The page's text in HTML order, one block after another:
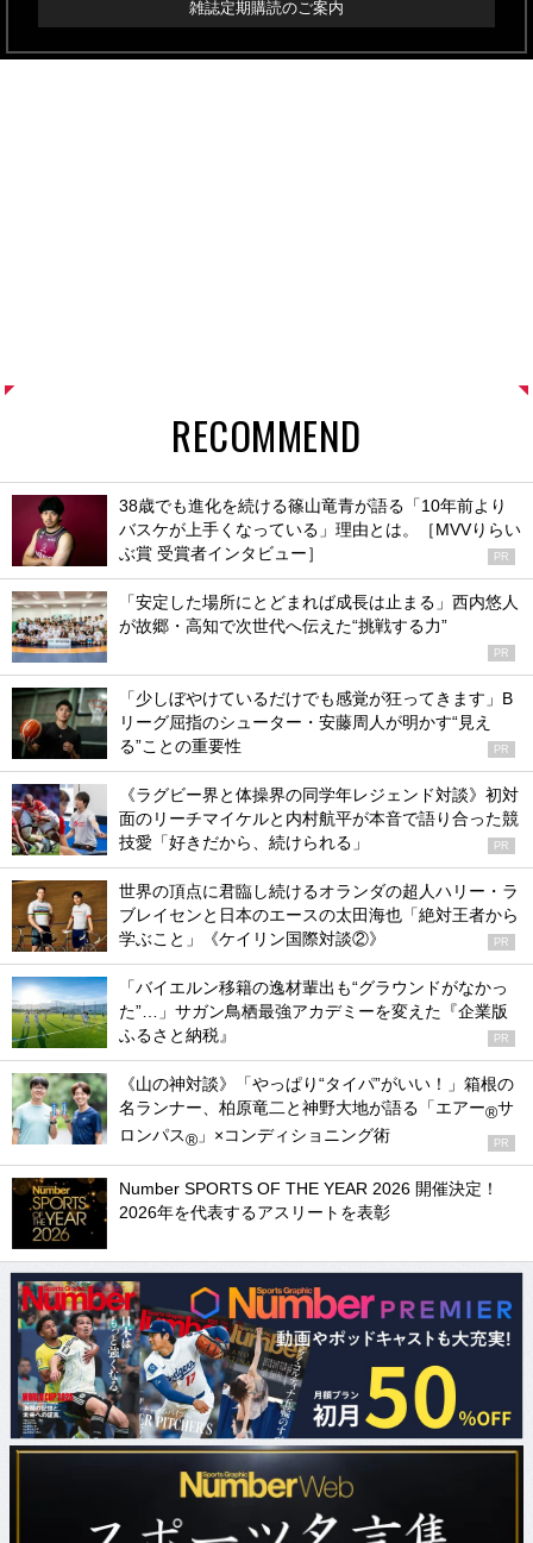
雑誌定期購読のご案内
RECOMMEND
38歳でも進化を続ける篠山竜青が語る「10年前より
バスケが上手くなっている」理由とは。［MVVりらい
ぶ賞 受賞者インタビュー］
PR
「安定した場所にとどまれば成長は止まる」西内悠人
が故郷・高知で次世代へ伝えた“挑戦する力”
PR
「少しぼやけているだけでも感覚が狂ってきます」B
リーグ屈指のシューター・安藤周人が明かす“見え
る”ことの重要性
PR
《ラグビー界と体操界の同学年レジェンド対談》初対
面のリーチマイケルと内村航平が本音で語り合った競
技愛「好きだから、続けられる」
PR
世界の頂点に君臨し続けるオランダの超人ハリー・ラ
ブレイセンと日本のエースの太田海也「絶対王者から
学ぶこと」《ケイリン国際対談②》
PR
「バイエルン移籍の逸材輩出も“グラウンドがなかっ
た”…」サガン鳥栖最強アカデミーを変えた『企業版
ふるさと納税』
PR
《山の神対談》「やっぱり“タイパ”がいい！」箱根の
名ランナー、柏原竜二と神野大地が語る「エアー®サ
ロンパス® 」×コンディショニング術 PR
Number SPORTS OF THE YEAR 2026 開催決定！
2026年を代表するアスリートを表彰